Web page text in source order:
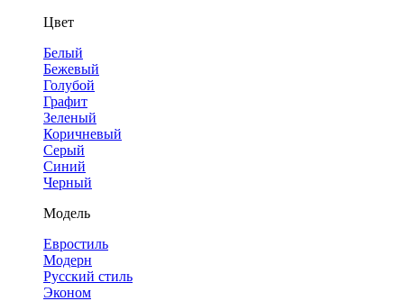
Цвет
Белый
Бежевый
Голубой
Графит
Зеленый
Коричневый
Серый
Синий
Черный
Модель
Евростиль
Модерн
Русский стиль
Эконом